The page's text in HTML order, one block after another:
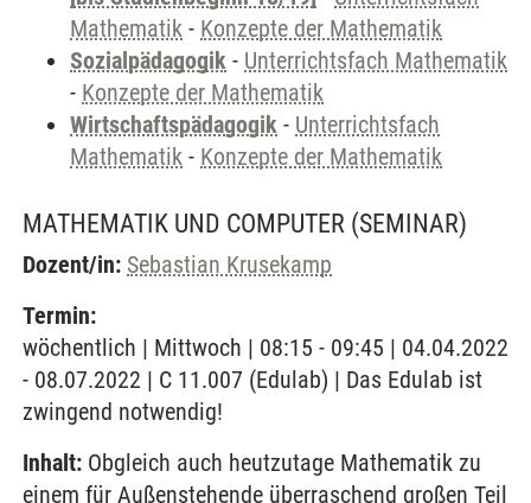
Mathematik - Konzepte der Mathematik
Sozialpädagogik - Unterrichtsfach Mathematik
- Konzepte der Mathematik
Wirtschaftspädagogik - Unterrichtsfach
Mathematik - Konzepte der Mathematik
MATHEMATIK UND COMPUTER (SEMINAR)
Dozent/in: Sebastian Krusekamp
Termin:
wöchentlich | Mittwoch | 08:15 - 09:45 | 04.04.2022
- 08.07.2022 | C 11.007 (Edulab) | Das Edulab ist
zwingend notwendig!
Inhalt: Obgleich auch heutzutage Mathematik zu
einem für Außenstehende überraschend großen Teil